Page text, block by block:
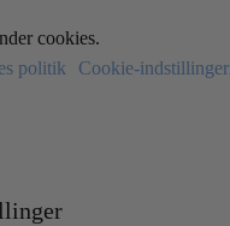
cookies.
politik
Cookie-indstillinger